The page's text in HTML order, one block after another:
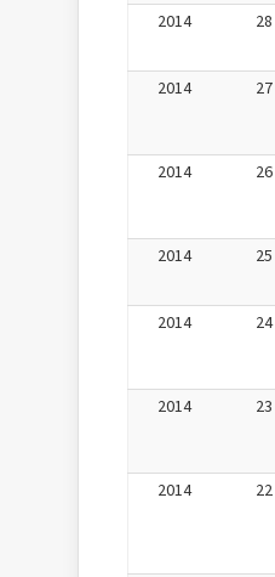
2014
28
2014
27
2014
26
2014
25
2014
24
2014
23
2014
22